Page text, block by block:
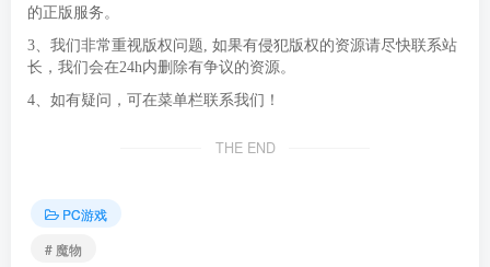
的正版服务。
3、我们非常重视版权问题, 如果有侵犯版权的资源请尽快联系站
长，我们会在24h内删除有争议的资源。
4、如有疑问，可在菜单栏联系我们！
THE END
PC游戏
# 魔物